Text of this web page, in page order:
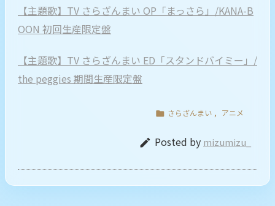
【主題歌】TV さらざんまい OP「まっさら」/KANA-B
OON 初回生産限定盤
【主題歌】TV さらざんまい ED「スタンドバイミー」/
the peggies 期間生産限定盤
 さらざんまい , アニメ
 Posted by mizumizu_